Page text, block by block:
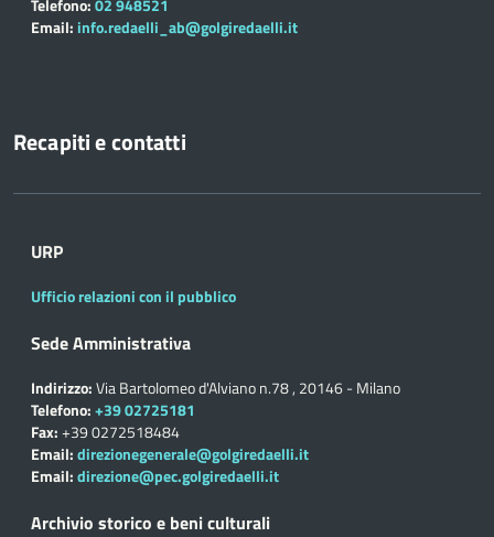
Telefono:02 948521
Email: info.redaelli_ab@golgiredaelli.it
Recapiti e contatti
URP
Ufficio relazioni con il pubblico
Sede Amministrativa
Indirizzo:Via Bartolomeo d'Alviano n.78 , 20146 - Milano
Telefono:+39 02725181
Fax:+39 0272518484
Email:direzionegenerale@golgiredaelli.it
Email:direzione@pec.golgiredaelli.it
Archivio storico e beni culturali